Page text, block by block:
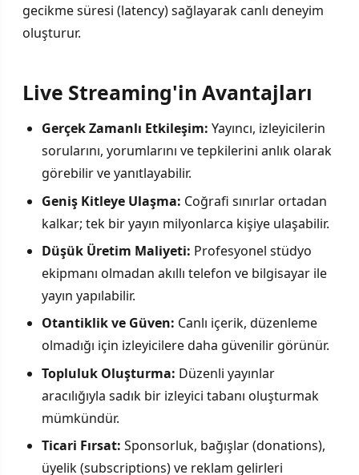
gecikme süresi (latency) sağlayarak canlı deneyim
oluşturur.
Live Streaming'in Avantajları
Gerçek Zamanlı Etkileşim: Yayıncı, izleyicilerin
sorularını, yorumlarını ve tepkilerini anlık olarak
görebilir ve yanıtlayabilir.
Geniş Kitleye Ulaşma: Coğrafi sınırlar ortadan
kalkar; tek bir yayın milyonlarca kişiye ulaşabilir.
Düşük Üretim Maliyeti: Profesyonel stüdyo
ekipmanı olmadan akıllı telefon ve bilgisayar ile
yayın yapılabilir.
Otantiklik ve Güven: Canlı içerik, düzenleme
olmadığı için izleyicilere daha güvenilir görünür.
Topluluk Oluşturma: Düzenli yayınlar
aracılığıyla sadık bir izleyici tabanı oluşturmak
mümkündür.
Ticari Fırsat: Sponsorluk, bağışlar (donations),
üyelik (subscriptions) ve reklam gelirleri